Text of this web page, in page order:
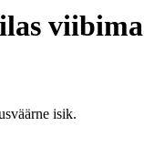
viibima
isik.